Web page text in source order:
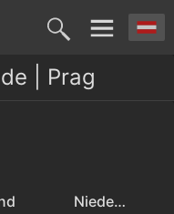
| Prag
Niederschlag